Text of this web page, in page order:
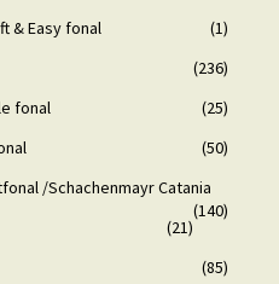
& Easy fonal
(1)
(236)
fonal
(25)
(50)
/Schachenmayr Catania
(140)
(21)
(85)